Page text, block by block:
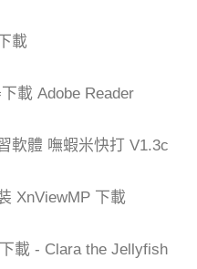
載
載 Adobe Reader
軟體 嘸蝦米快打 V1.3c
XnViewMP 下載
載 - Clara the Jellyfish